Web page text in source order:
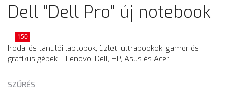
Dell "Dell Pro" új notebook
150
Irodai és tanulói laptopok, üzleti ultrabookok, gamer és
grafikus gépek – Lenovo, Dell, HP, Asus és Acer
SZŰRÉS